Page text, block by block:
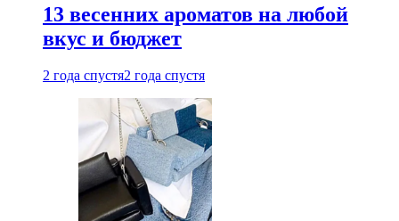
13 весенних ароматов на любой
вкус и бюджет
2 года спустя2 года спустя